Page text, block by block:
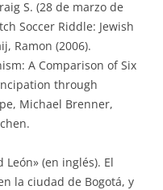
S. (28 de marzo de
Soccer Riddle: Jewish
Ramon (2006).
A Comparison of Six
through
Michael Brenner,
(en inglés). El
la ciudad de Bogotá, y